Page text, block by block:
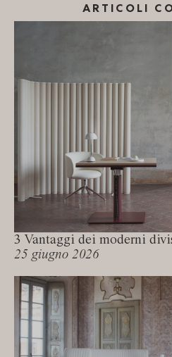
ARTICOLI
3 Vantaggi dei moderni
25 giugno 2026